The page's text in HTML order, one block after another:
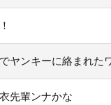
でヤンキーに絡まれ
先輩ンナかな